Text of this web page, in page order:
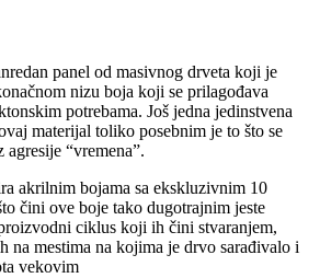
panel od masivnog drveta koji je
nizu boja koji se prilagođava
potrebama. Još jedna jedinstvena
materijal toliko posebnim je to što se
“vremena”.
akrilnim bojama sa ekskluzivnim 10
čini ove boje tako dugotrajnim jeste
ciklus koji ih čini stvaranjem,
na mestima na kojima je drvo sarađivalo i
vekovim